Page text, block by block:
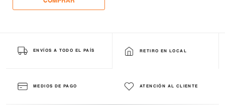
ENVÍOS A TODO EL PAÍS RETIRO EN LOCAL
MEDIOS DE PAGO ATENCIÓN AL CLIENTE